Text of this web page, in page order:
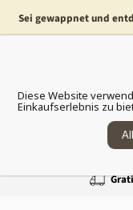
Sei gewappnet und
Menü
Diese Website
Einkaufserlebnis zu